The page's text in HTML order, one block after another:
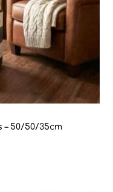
– 50/50/35cm